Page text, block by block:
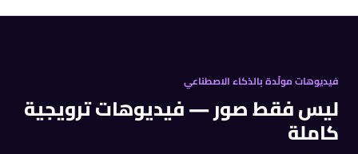
فيديوهات مولّدة بالذكاء الاصطناعي
ليس فقط صور — فيديوهات ترويجية
كاملة